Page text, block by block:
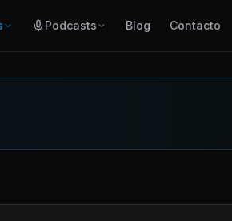
Podcasts Blog Contacto